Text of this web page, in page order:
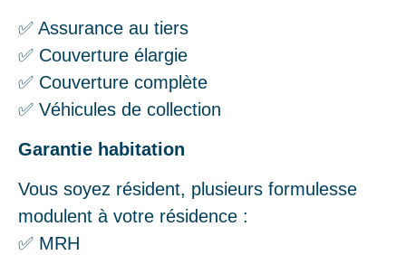
✅ Assurance au tiers
✅ Couverture élargie
✅ Couverture complète
✅ Véhicules de collection
Garantie habitation
Vous soyez résident, plusieurs formulesse
modulent à votre résidence :
✅ MRH